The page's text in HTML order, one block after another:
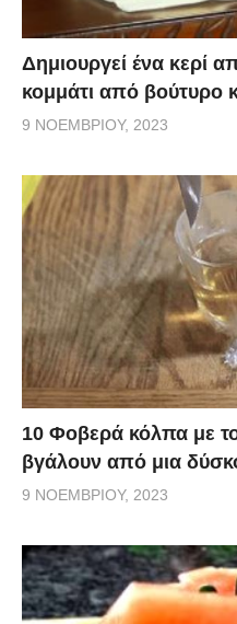
Δημιουργεί ένα κερί
κομμάτι από βούτυρο
9 ΝΟΕΜΒΡΊΟΥ, 2023
10 Φοβερά κόλπα με
βγάλουν από μια
9 ΝΟΕΜΒΡΊΟΥ, 2023